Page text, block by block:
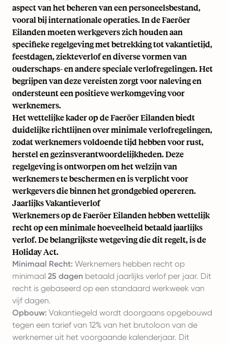
aspect van het beheren van een personeelsbestand,
vooral bij internationale operaties. In de Faeröer
Eilanden moeten werkgevers zich houden aan
specifieke regelgeving met betrekking tot vakantietijd,
feestdagen, ziekteverlof en diverse vormen van
ouderschaps- en andere speciale verlofregelingen. Het
begrijpen van deze vereisten zorgt voor naleving en
ondersteunt een positieve werkomgeving voor
werknemers.
Het wettelijke kader op de Faeröer Eilanden biedt
duidelijke richtlijnen over minimale verlofregelingen,
zodat werknemers voldoende tijd hebben voor rust,
herstel en gezinsverantwoordelijkheden. Deze
regelgeving is ontworpen om het welzijn van
werknemers te beschermen en is verplicht voor
werkgevers die binnen het grondgebied opereren.
Jaarlijks Vakantieverlof
Werknemers op de Faeröer Eilanden hebben wettelijk
recht op een minimale hoeveelheid betaald jaarlijks
verlof. De belangrijkste wetgeving die dit regelt, is de
Holiday Act.
Minimaal Recht: Werknemers hebben recht op
minimaal 25 dagen betaald jaarlijks verlof per jaar. Dit
recht is gebaseerd op een standaard werkweek van
vijf dagen.
Opbouw: Vakantiegeld wordt doorgaans opgebouwd
tegen een tarief van 12% van het brutoloon van de
werknemer uit het voorgaande kalenderjaar. Dit